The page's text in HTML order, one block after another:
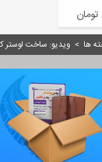
ها > ویدیو: ساخت لوستر